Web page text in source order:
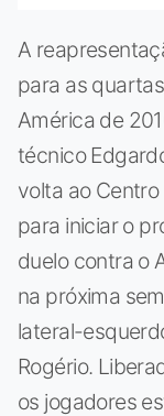
A
para as
América de
técnico
volta ao
para iniciar o
duelo contra o
na próxima
lateral-
Rogério.
os jogadores